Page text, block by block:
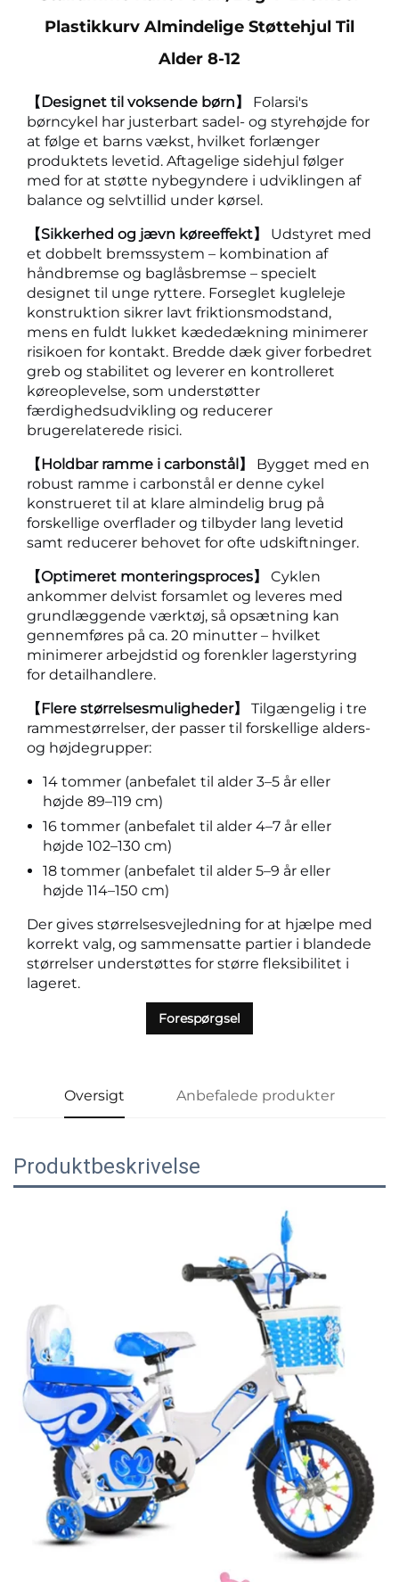
Plastikkurv Almindelige Støttehjul Til
Alder 8-12
【Designet til voksende børn】 Folarsi's
børncykel har justerbart sadel- og styrehøjde for
at følge et barns vækst, hvilket forlænger
produktets levetid. Aftagelige sidehjul følger
med for at støtte nybegyndere i udviklingen af
balance og selvtillid under kørsel.
【Sikkerhed og jævn køreeffekt】 Udstyret med
et dobbelt bremssystem – kombination af
håndbremse og baglåsbremse – specielt
designet til unge ryttere. Forseglet kugleleje
konstruktion sikrer lavt friktionsmodstand,
mens en fuldt lukket kædedækning minimerer
risikoen for kontakt. Bredde dæk giver forbedret
greb og stabilitet og leverer en kontrolleret
køreoplevelse, som understøtter
færdighedsudvikling og reducerer
brugerelaterede risici.
【Holdbar ramme i carbonstål】 Bygget med en
robust ramme i carbonstål er denne cykel
konstrueret til at klare almindelig brug på
forskellige overflader og tilbyder lang levetid
samt reducerer behovet for ofte udskiftninger.
【Optimeret monteringsproces】 Cyklen
ankommer delvist forsamlet og leveres med
grundlæggende værktøj, så opsætning kan
gennemføres på ca. 20 minutter – hvilket
minimerer arbejdstid og forenkler lagerstyring
for detailhandlere.
【Flere størrelsesmuligheder】 Tilgængelig i tre
rammestørrelser, der passer til forskellige alders-
og højdegrupper:
14 tommer (anbefalet til alder 3–5 år eller
højde 89–119 cm)
16 tommer (anbefalet til alder 4–7 år eller
højde 102–130 cm)
18 tommer (anbefalet til alder 5–9 år eller
højde 114–150 cm)
Der gives størrelsesvejledning for at hjælpe med
korrekt valg, og sammensatte partier i blandede
størrelser understøttes for større fleksibilitet i
lageret.
Forespørgsel
Oversigt Anbefalede produkter
Produktbeskrivelse